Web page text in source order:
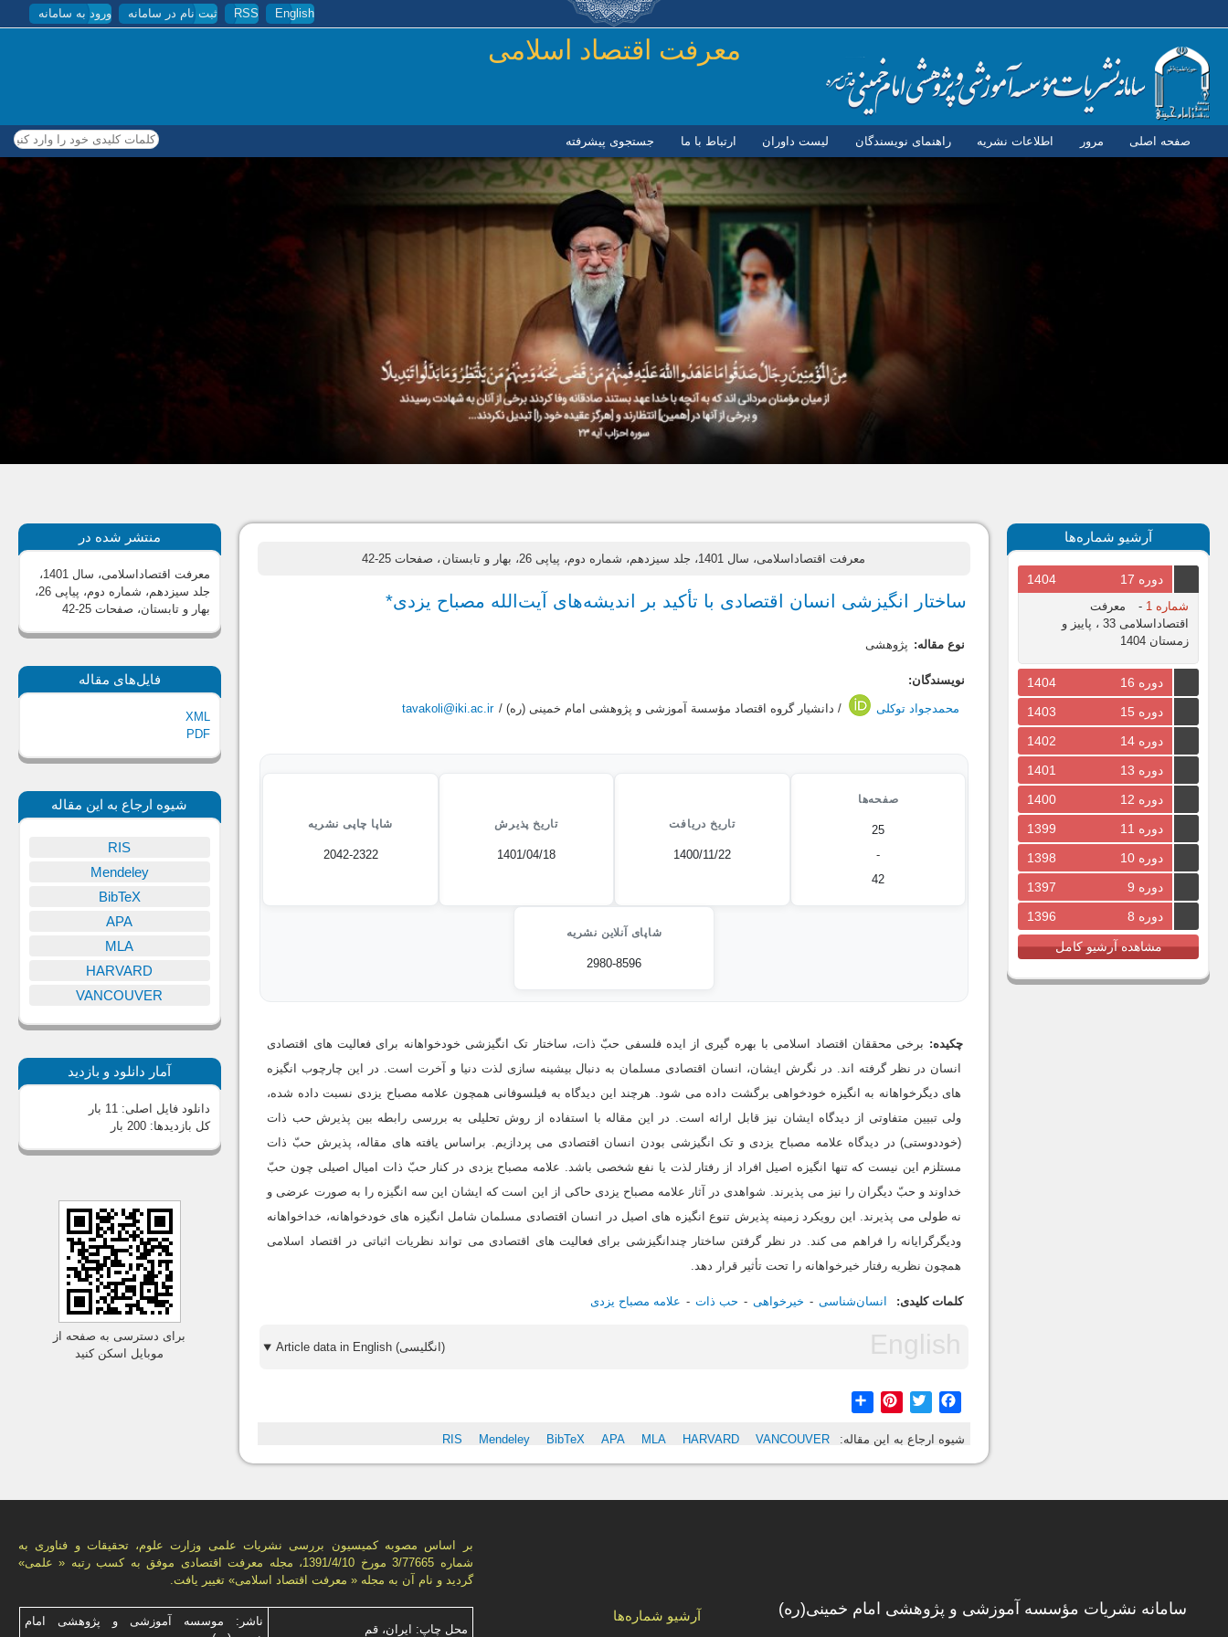
رفتن به محتوای اصلی English
RSS ثبت نام در سامانه ورود به سامانه
معرفت اقتصاد اسلامی
صفحه اصلی مرور اطلاعات نشریه راهنمای نویسندگان لیست داوران ارتباط با ما جستجوی پیشرفته کلمات کلیدی خود را وارد کنید
آرشیو شماره‌ها
دوره 17 1404
شماره 1 -
معرفت
اقتصاداسلامی 33 ، پاییز و
زمستان 1404
دوره 16
1404
دوره 15
1403
دوره 14
1402
دوره 13
1401
دوره 12
1400
دوره 11
1399
دوره 10
1398
دوره 9
1397
دوره 8
1396
مشاهده آرشیو کامل
معرفت اقتصاداسلامی، سال 1401، جلد سیزدهم، شماره دوم، پیاپی 26، بهار و تابستان ، صفحات 25-42
ساختار انگیزشی انسان اقتصادی با تأکید بر اندیشه‌های آیت‌‌الله مصباح یزدی*
نوع مقاله: پژوهشی
نویسندگان:
محمدجواد توکلی / دانشیار گروه اقتصاد مؤسسة آموزشی و پژوهشی امام خمینی (ره) / tavakoli@iki.ac.ir
صفحه‌ها
25
-
42
تاریخ دریافت
1400/11/22
تاریخ پذیرش
1401/04/18
شاپا چاپی نشریه
2042-2322
شاپای آنلاین نشریه
2980-8596
چکیده: برخی محققان اقتصاد اسلامی با بهره گیری از ایده فلسفی حبّ ذات، ساختار تک انگیزشی خودخواهانه برای فعالیت های اقتصادی
انسان در نظر گرفته اند. در نگرش ایشان، انسان اقتصادی مسلمان به دنبال بیشینه سازی لذت دنیا و آخرت است. در این چارچوب انگیزه
های دیگرخواهانه به انگیزه خودخواهی برگشت داده می شود. هرچند این دیدگاه به فیلسوفانی همچون علامه مصباح یزدی نسبت داده شده،
ولی تبیین متفاوتی از دیدگاه ایشان نیز قابل ارائه است. در این مقاله با استفاده از روش تحلیلی به بررسی رابطه بین پذیرش حب ذات
(خوددوستی) در دیدگاه علامه مصباح یزدی و تک انگیزشی بودن انسان اقتصادی می پردازیم. براساس یافته های مقاله، پذیرش حبّ ذات
مستلزم این نیست که تنها انگیزه اصیل افراد از رفتار لذت یا نفع شخصی باشد. علامه مصباح یزدی در کنار حبّ ذات امیال اصیلی چون حبّ
خداوند و حبّ دیگران را نیز می پذیرند. شواهدی در آثار علامه مصباح یزدی حاکی از این است که ایشان این سه انگیزه‎ را به صورت عرضی و
نه طولی می پذیرند. این رویکرد زمینه پذیرش تنوع انگیزه های اصیل در انسان اقتصادی مسلمان شامل انگیزه های خودخواهانه، خداخواهانه
ودیگرگرایانه را فراهم می کند. در نظر گرفتن ساختار چندانگیزشی برای فعالیت های اقتصادی می تواند نظریات اثباتی در اقتصاد اسلامی
همچون نظریه رفتار خیرخواهانه را تحت تأثیر قرار دهد.
کلمات کلیدی: انسان‌شناسی خیرخواهی حب ذات علامه مصباح یزدی
Article data in English (انگلیسی)
Facebook
Twitter
Pinterest
شیوه ارجاع به این مقاله: RIS Mendeley BibTeX APA MLA HARVARD VANCOUVER
منتشر شده در
معرفت اقتصاداسلامی، سال 1401،
جلد سیزدهم، شماره دوم، پیاپی 26،
بهار و تابستان، صفحات 25-42
فایل‌های مقاله
XML
PDF
شیوه ارجاع به این مقاله
RIS
Mendeley
BibTeX
APA
MLA
HARVARD
VANCOUVER
آمار دانلود و بازدید
دانلود فایل اصلی:11 بار
کل بازدیدها:200 بار
برای دسترسی به صفحه از
موبایل اسکن کنید
بر اساس مصوبه کمیسیون بررسی نشریات علمی وزارت علوم، تحقیقات و فناوری به
شماره 3/77665 مورخ 1391/4/10، مجله معرفت اقتصادی موفق به کسب رتبه « علمی»
گردید و نام آن به مجله « معرفت اقتصاد اسلامی» تغییر یافت.
محل چاپ: ایران، قم
ناشر: موسسه آموزشی و پژوهشی امام
آرشیو شماره‌ها سامانه نشریات مؤسسه آموزشی و پژوهشی امام خمینی(ره)